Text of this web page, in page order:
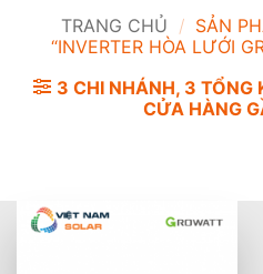
TRANG CHỦ / SẢN
“INVERTER HÒA LƯỚI
3 CHI NHÁNH, 3 TỔNG
CỬA HÀNG